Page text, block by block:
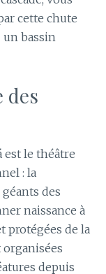
cette chute
un bassin
des
est le théâtre
: la
des
naissance à
protégées de la
organisées
depuis